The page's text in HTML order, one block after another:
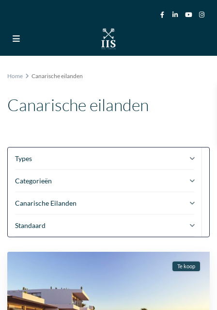
Home Canarische eilanden
Canarische eilanden
Types
Categorieën
Canarische Eilanden
Standaard
Te koop